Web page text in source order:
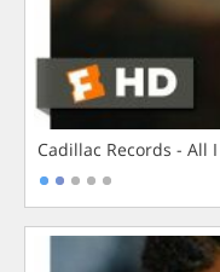
Cadillac Records - All